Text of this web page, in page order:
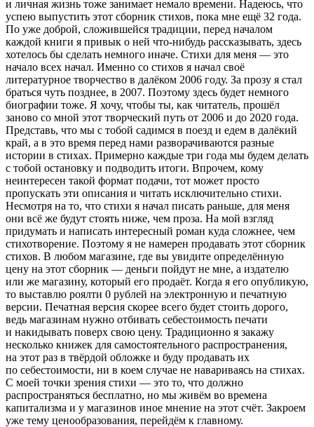
и личная жизнь тоже занимает немало времени. Надеюсь, что
успею выпустить этот сборник стихов, пока мне ещё 32 года.
По уже доброй, сложившейся традиции, перед началом
каждой книги я привык о ней что-нибудь рассказывать, здесь
хотелось бы сделать немного иначе. Стихи для меня — это
начало всех начал. Именно со стихов я начал своё
литературное творчество в далёком 2006 году. За прозу я стал
браться чуть позднее, в 2007. Поэтому здесь будет немного
биографии тоже. Я хочу, чтобы ты, как читатель, прошёл
заново со мной этот творческий путь от 2006 и до 2020 года.
Представь, что мы с тобой садимся в поезд и едем в далёкий
край, а в это время перед нами разворачиваются разные
истории в стихах. Примерно каждые три года мы будем делать
с тобой остановку и подводить итоги. Впрочем, кому
неинтересен такой формат подачи, тот может просто
пропускать эти описания и читать исключительно стихи.
Несмотря на то, что стихи я начал писать раньше, для меня
они всё же будут стоять ниже, чем проза. На мой взгляд
придумать и написать интересный роман куда сложнее, чем
стихотворение. Поэтому я не намерен продавать этот сборник
стихов. В любом магазине, где вы увидите определённую
цену на этот сборник — деньги пойдут не мне, а издателю
или же магазину, который его продаёт. Когда я его опубликую,
то выставлю роялти 0 рублей на электронную и печатную
версии. Печатная версия скорее всего будет стоить дорого,
ведь магазинам нужно отбивать себестоимость печати
и накидывать поверх свою цену. Традиционно я закажу
несколько книжек для самостоятельного распространения,
на этот раз в твёрдой обложке и буду продавать их
по себестоимости, ни в коем случае не навариваясь на стихах.
С моей точки зрения стихи — это то, что должно
распространяться бесплатно, но мы живём во времена
капитализма и у магазинов иное мнение на этот счёт. Закроем
уже тему ценообразования, перейдём к главному.